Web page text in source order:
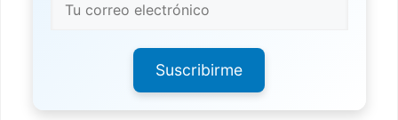
Suscribirme